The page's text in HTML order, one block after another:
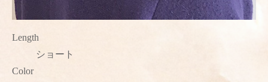
Length
ショート
Color